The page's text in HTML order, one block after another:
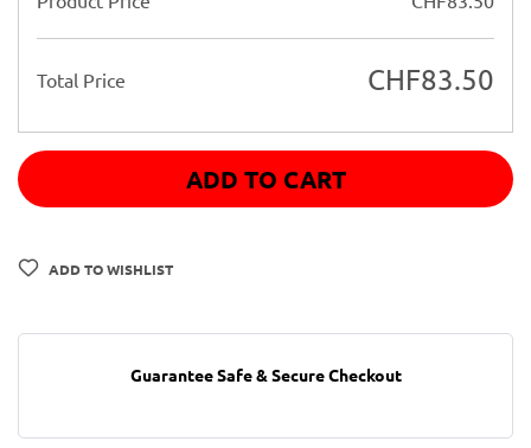
Total Price CHF83.50
ADD TO CART
ADD TO WISHLIST
Guarantee Safe & Secure Checkout